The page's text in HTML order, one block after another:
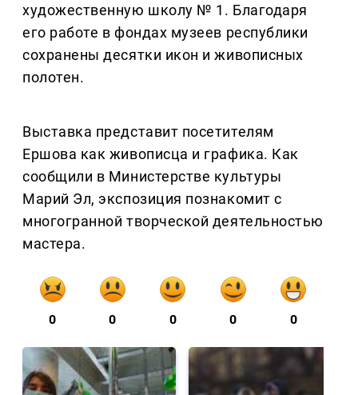
художественную школу № 1. Благодаря
его работе в фондах музеев республики
сохранены десятки икон и живописных
полотен.
Выставка представит посетителям
Ершова как живописца и графика. Как
сообщили в Министерстве культуры
Марий Эл, экспозиция познакомит с
многогранной творческой деятельностью
мастера.
0 0 0 0 0